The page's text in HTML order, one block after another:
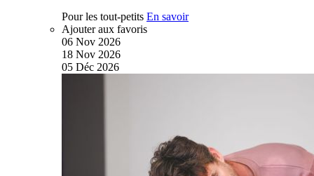
Pour les tout-petits En savoir
Ajouter aux favoris
06 Nov 2026
18 Nov 2026
05 Déc 2026